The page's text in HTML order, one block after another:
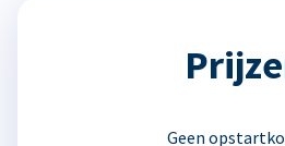
Geen